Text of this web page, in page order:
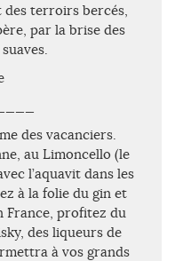
terroirs bercés,
par la brise des
des vacanciers.
au Limoncello (le
l’aquavit dans les
à la folie du gin et
France, profitez du
des liqueurs de
à vos grands